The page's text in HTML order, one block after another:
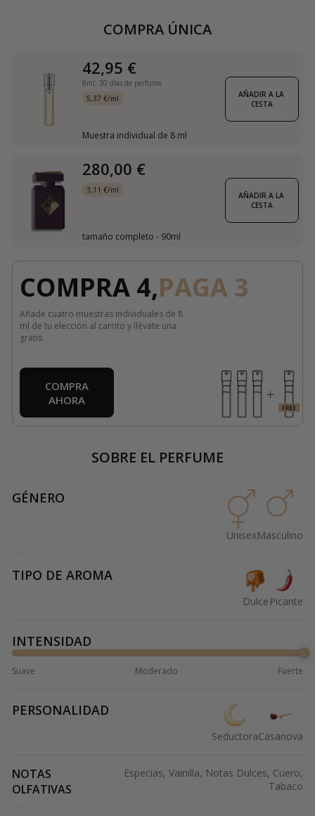
COMPRA ÚNICA
42,95 €
8ml, 30 días de perfume
5,37 €/ml
Muestra individual de 8 ml
AÑADIR A LA
CESTA
280,00 €
3,11 €/ml
tamaño completo - 90ml
AÑADIR A LA
CESTA
COMPRA 4,PAGA 3
Añade cuatro muestras individuales de 8
ml de tu elección al carrito y llévate una
gratis.
COMPRA
AHORA
SOBRE EL PERFUME
GÉNERO
UnisexMasculino
TIPO DE AROMA
Dulce Picante
INTENSIDAD
Suave Moderado Fuerte
PERSONALIDAD
SeductoraCasanova
NOTAS
OLFATIVAS
Especias, Vainilla, Notas Dulces, Cuero,
Tabaco